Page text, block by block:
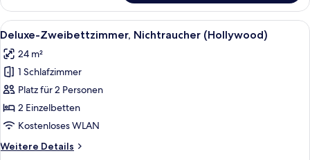
Zweibettzimmer,
2 Einzelbetten,
Nichtraucher
Alle
Fotos
für
Deluxe-
Zweibettzimmer,
Nichtraucher
(Hollywood)
Ein modernes Hotelzimmer mit
3
Deluxe-Zweibettzimmer, Nichtraucher (Hollywood)
24 m²
1 Schlafzimmer
Platz für 2 Personen
2 Einzelbetten
Kostenloses WLAN
Weitere Details
Weitere